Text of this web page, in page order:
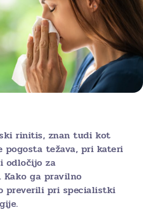
rinitis, znan tudi kot
pogosta težava, pri kateri
odločijo za
Kako ga pravilno
preverili pri specialistki